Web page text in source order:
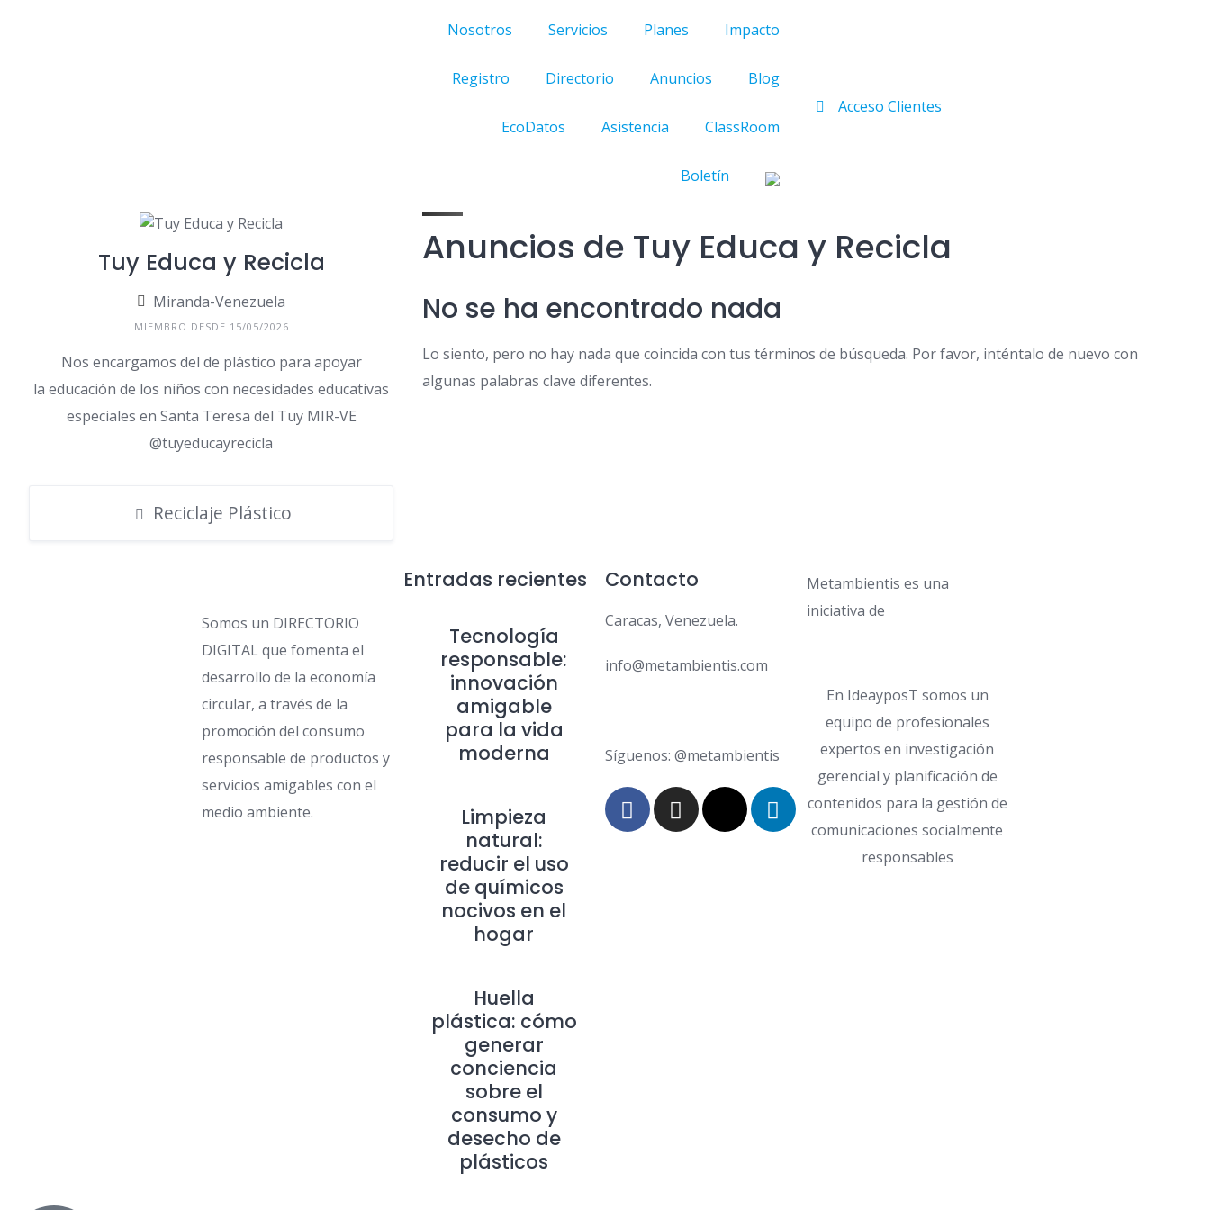
Nosotros Servicios Planes Impacto
Registro Directorio Anuncios Blog
EcoDatos Asistencia ClassRoom
Boletín
Acceso Clientes
Tuy Educa y Recicla
Miranda-Venezuela
MIEMBRO DESDE 15/05/2026
Nos encargamos del de plástico para apoyar
la educación de los niños con necesidades educativas
especiales en Santa Teresa del Tuy MIR-VE
@tuyeducayrecicla
Reciclaje Plástico
Anuncios de Tuy Educa y Recicla
No se ha encontrado nada
Lo siento, pero no hay nada que coincida con tus términos de búsqueda. Por favor, inténtalo de nuevo con
algunas palabras clave diferentes.
Somos un DIRECTORIO
DIGITAL que fomenta el
desarrollo de la economía
circular, a través de la
promoción del consumo
responsable de productos y
servicios amigables con el
medio ambiente.
Entradas recientes
Tecnología
responsable:
innovación
amigable
para la vida
moderna
Limpieza
natural:
reducir el uso
de químicos
nocivos en el
hogar
Huella
plástica: cómo
generar
conciencia
sobre el
consumo y
desecho de
plásticos
Contacto
Caracas, Venezuela.
info@metambientis.com
Síguenos: @metambientis
Metambientis es una
iniciativa de
En IdeayposT somos un
equipo de profesionales
expertos en investigación
gerencial y planificación de
contenidos para la gestión de
comunicaciones socialmente
responsables